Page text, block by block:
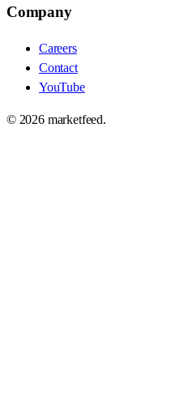
Company
Careers
Contact
YouTube
© 2026marketfeed.